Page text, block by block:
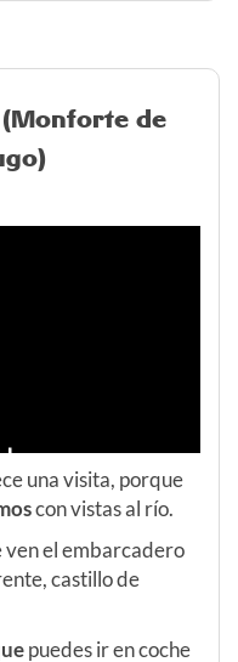
de
una visita, porque
con vistas al río.
ven el embarcadero
castillo de
puedes ir en coche